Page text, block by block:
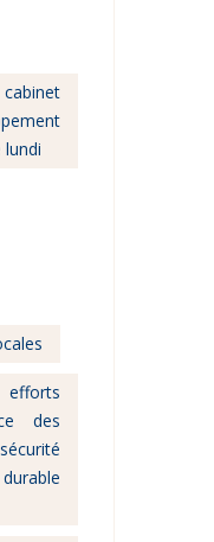
lundi
des